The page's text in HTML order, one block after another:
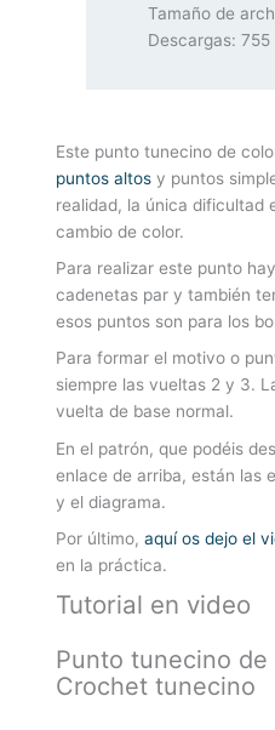
Tamaño de
Descargas: 755
Este punto tunecino de
puntos altos y puntos
realidad, la única dificultad
cambio de color.
Para realizar este punto
cadenetas par y también
esos puntos son para los
Para formar el motivo o
siempre las vueltas 2 y 3.
vuelta de base normal.
En el patrón, que podéis
enlace de arriba, están las
y el diagrama.
Por último,aquí os dejo el
en la práctica.
Tutorial en video
Punto tunecino
Crochet tunecino